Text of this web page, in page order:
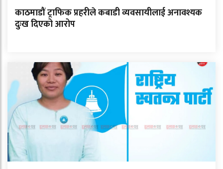
काठमाडौं ट्राफिक प्रहरीले कबाडी व्यवसायीलाई अनावश्यक
दुःख दिएको आरोप